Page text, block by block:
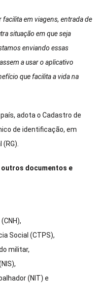
facilita em viagens, entrada de
situação em que seja
enviando essas
a usar o aplicativo
que facilita a vida na
adota o Cadastro de
de identificação, em
documentos e
Social (CTPS),
militar,
(NIT) e